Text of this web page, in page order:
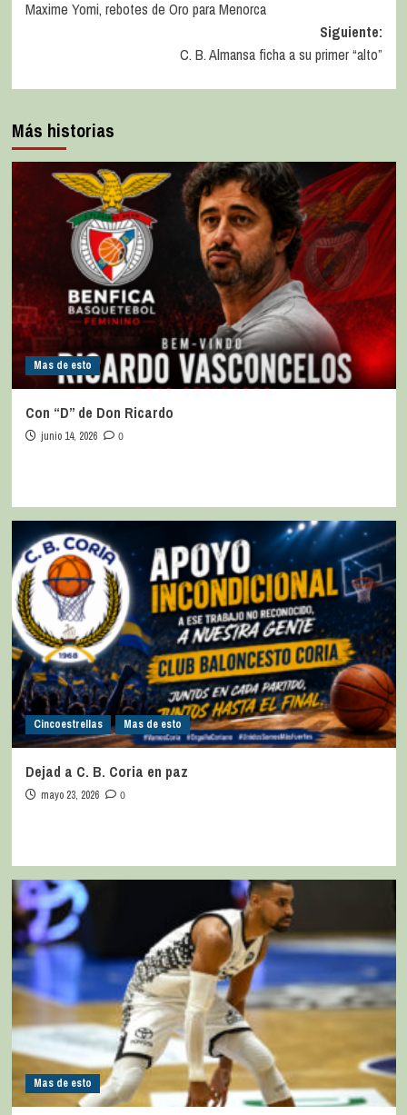
Maxime Yomi, rebotes de Oro para Menorca
Siguiente:
C. B. Almansa ficha a su primer “alto”
Más historias
Mas de esto
Con “D” de Don Ricardo
junio 14, 2026 0
Cincoestrellas Mas de esto
Dejad a C. B. Coria en paz
mayo 23, 2026 0
Mas de esto